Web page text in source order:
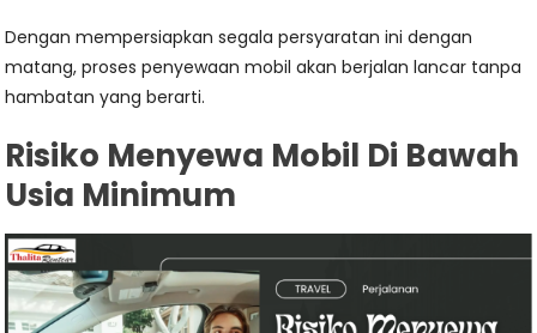
Dengan mempersiapkan segala persyaratan ini dengan
matang, proses penyewaan mobil akan berjalan lancar tanpa
hambatan yang berarti.
Risiko Menyewa Mobil Di Bawah
Usia Minimum